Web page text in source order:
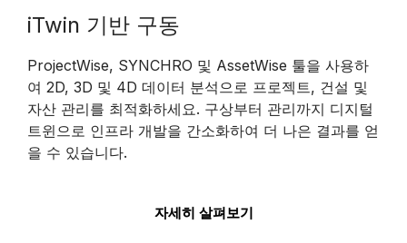
iTwin 기반 구동
ProjectWise, SYNCHRO 및 AssetWise 툴을 사용하
여 2D, 3D 및 4D 데이터 분석으로 프로젝트, 건설 및
자산 관리를 최적화하세요. 구상부터 관리까지 디지털
트윈으로 인프라 개발을 간소화하여 더 나은 결과를 얻
을 수 있습니다.
자세히 살펴보기